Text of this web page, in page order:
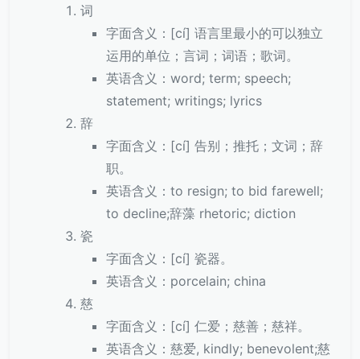
词
字面含义：[cí] 语言里最小的可以独立
运用的单位；言词；词语；歌词。
英语含义：word; term; speech;
statement; writings; lyrics
辞
字面含义：[cí] 告别；推托；文词；辞
职。
英语含义：to resign; to bid farewell;
to decline;辞藻 rhetoric; diction
瓷
字面含义：[cí] 瓷器。
英语含义：porcelain; china
慈
字面含义：[cí] 仁爱；慈善；慈祥。
英语含义：慈爱, kindly; benevolent;慈